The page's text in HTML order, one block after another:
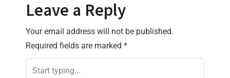
n
a
v
Leave a Reply
Your email address will not be published.
Required fields are marked *